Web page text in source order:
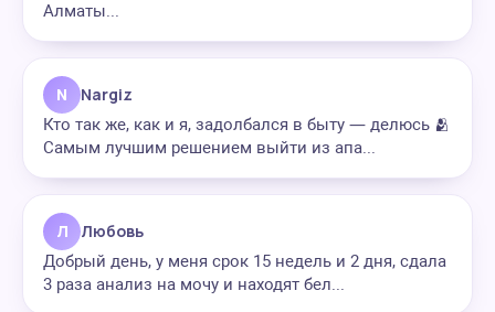
Алматы...
N Nargiz
Кто так же, как и я, задолбался в быту — делюсь 🫂
Самым лучшим решением выйти из апа...
Л Любовь
Добрый день, у меня срок 15 недель и 2 дня, сдала
3 раза анализ на мочу и находят бел...